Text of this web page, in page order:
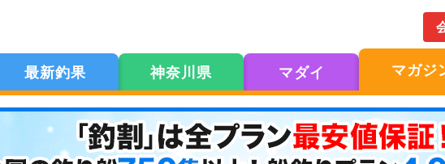
最新釣果 神奈川県 マダイ マガジ